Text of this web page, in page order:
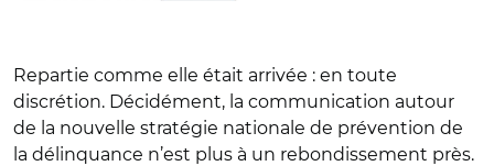
Repartie comme elle était arrivée : en toute
discrétion. Décidément, la communication autour
de la nouvelle stratégie nationale de prévention de
la délinquance n’est plus à un rebondissement près.